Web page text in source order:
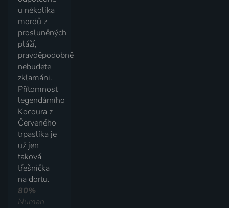
u několika
mordů z
prosluněných
pláží,
pravděpodobně
nebudete
zklamáni.
Přítomnost
legendárního
Kocoura z
Červeného
trpaslíka je
už jen
taková
třešnička
na dortu.
80%
Numan